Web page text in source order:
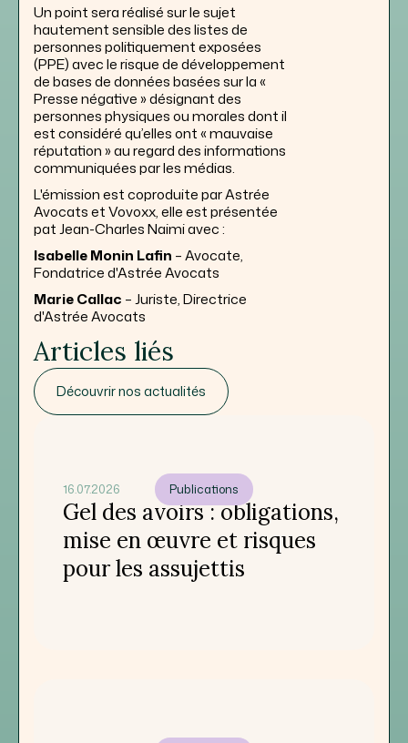
Un point sera réalisé sur le sujet
hautement sensible des listes de
personnes politiquement exposées
(PPE) avec le risque de développement
de bases de données basées sur la «
Presse négative » désignant des
personnes physiques ou morales dont il
est considéré qu’elles ont « mauvaise
réputation » au regard des informations
communiquées par les médias.
L'émission est coproduite par Astrée
Avocats et Vovoxx, elle est présentée
pat Jean-Charles Naimi avec :
Isabelle Monin Lafin – Avocate,
Fondatrice d'Astrée Avocats
Marie Callac – Juriste, Directrice
d'Astrée Avocats
Articles liés
Découvrir nos actualités
16.07.2026
Gel des avoirs : obligations,
mise en œuvre et risques
pour les assujettis
Publications